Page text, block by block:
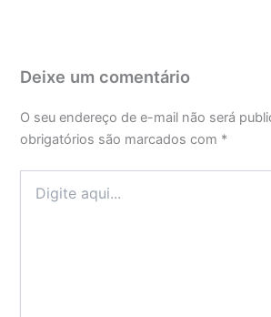
Deixe um comentário
O seu endereço de e-mail não será
obrigatórios são marcados com *
aqui...